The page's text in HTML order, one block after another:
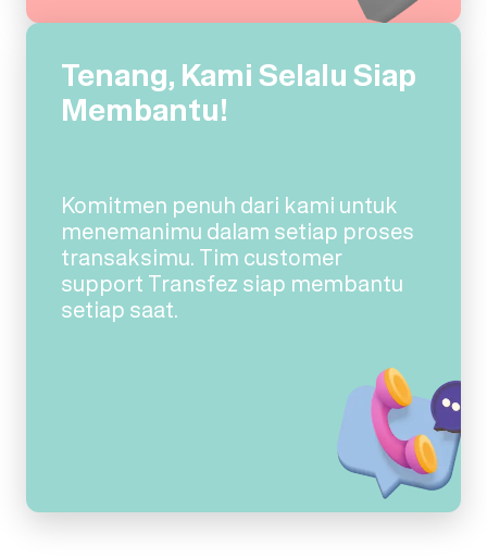
Tenang, Kami Selalu Siap
Membantu!
Komitmen penuh dari kami untuk
menemanimu dalam setiap proses
transaksimu. Tim customer
support Transfez siap membantu
setiap saat.